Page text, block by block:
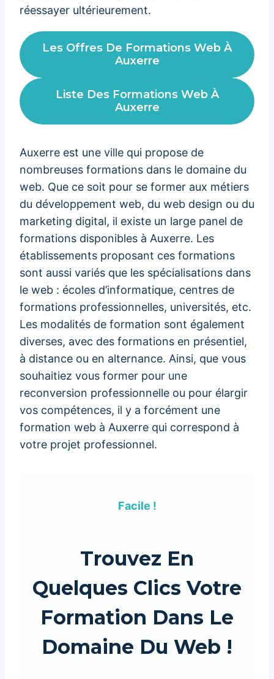
réessayer ultérieurement.
Les Offres De Formations Web À
Auxerre
Liste Des Formations Web À
Auxerre
Auxerre est une ville qui propose de
nombreuses formations dans le domaine du
web. Que ce soit pour se former aux métiers
du développement web, du web design ou du
marketing digital, il existe un large panel de
formations disponibles à Auxerre. Les
établissements proposant ces formations
sont aussi variés que les spécialisations dans
le web : écoles d’informatique, centres de
formations professionnelles, universités, etc.
Les modalités de formation sont également
diverses, avec des formations en présentiel,
à distance ou en alternance. Ainsi, que vous
souhaitiez vous former pour une
reconversion professionnelle ou pour élargir
vos compétences, il y a forcément une
formation web à Auxerre qui correspond à
votre projet professionnel.
Facile !
Trouvez En
Quelques Clics Votre
Formation Dans Le
Domaine Du Web !